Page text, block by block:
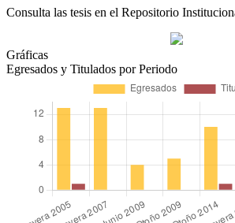
Consulta las tesis en el Repositorio
Gráficas
Egresados y Titulados por Periodo